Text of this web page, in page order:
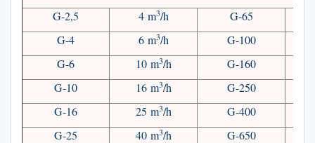
G-2,5 4 m3/h G-65
G-4
6 m3/h G-100
G-6
10 m3/h G-160
G-10
16 m3/h G-250
G-16
25 m3/h G-400
G-25
40 m3/h G-650